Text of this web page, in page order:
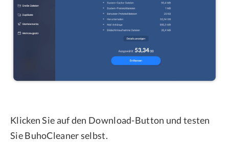
Klicken Sie auf den Download-Button und testen
Sie BuhoCleaner selbst.